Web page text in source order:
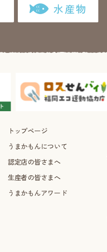
水産物
トップページ
うまかもんについて
認定店の皆さまへ
生産者の皆さまへ
うまかもんアワード